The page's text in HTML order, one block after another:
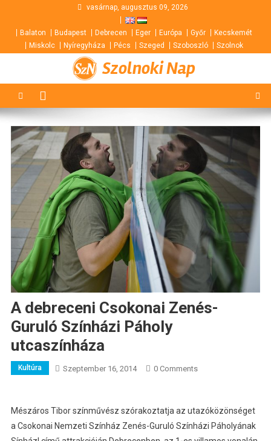
content
vasárnap, augusztus 09, 2026
Balaton Budapest Debrecen Eger Európa Győr
Kecskemét
Miskolc
Nyíregyháza Pécs Szeged Szoboszló Szolnok
Szolnoki Nap
A debreceni Csokonai Zenés-
Guruló Színházi Páholy
utcaszínháza
Kultúra Szeptember 16, 2014 0 Comments
Mészáros Tibor színművész szórakoztatja az utazóközönséget
a Csokonai Nemzeti Színház Zenés-Guruló Színházi Páholyának